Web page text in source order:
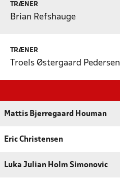
TRÆNER
Brian Refshauge
TRÆNER
Troels Østergaard Pedersen
Mattis Bjerregaard Houman
Eric Christensen
Luka Julian Holm Simonovic